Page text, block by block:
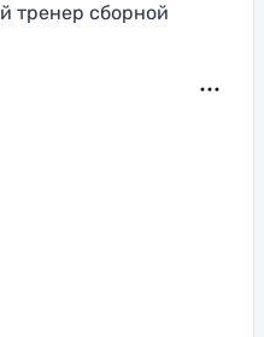
тренер сборной